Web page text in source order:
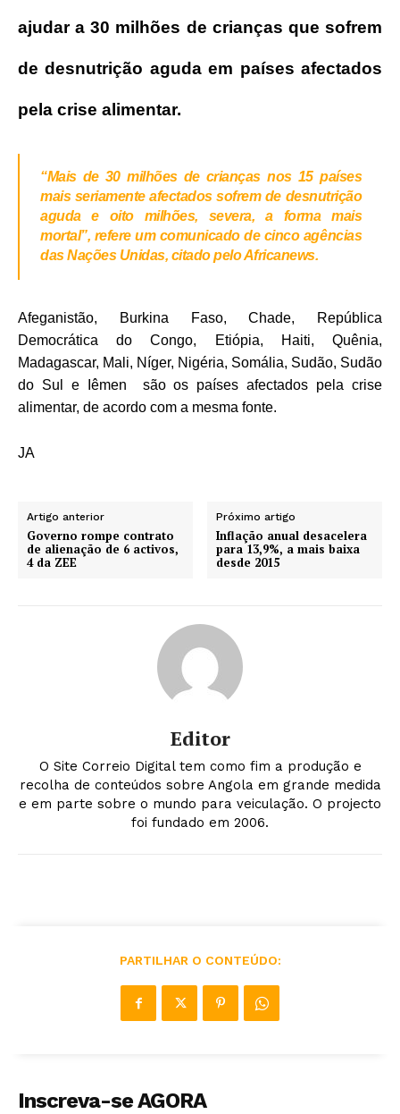
ajudar a 30 milhões de crianças que sofrem
de desnutrição aguda em países afectados
pela crise alimentar.
“Mais de 30 milhões de crianças nos 15 países
mais seriamente afectados sofrem de desnutrição
aguda e oito milhões, severa, a forma mais
mortal”, refere um comunicado de cinco agências
das Nações Unidas, citado pelo Africanews.
Afeganistão, Burkina Faso, Chade, República
Democrática do Congo, Etiópia, Haiti, Quênia,
Madagascar, Mali, Níger, Nigéria, Somália, Sudão, Sudão
do Sul e Iêmen são os países afectados pela crise
alimentar, de acordo com a mesma fonte.
JA
Artigo anterior
Governo rompe contrato
de alienação de 6 activos,
4 da ZEE
Próximo artigo
Inflação anual desacelera
para 13,9%, a mais baixa
desde 2015
Editor
O Site Correio Digital tem como fim a produção e
recolha de conteúdos sobre Angola em grande medida
e em parte sobre o mundo para veiculação. O projecto
foi fundado em 2006.
PARTILHAR O CONTEÚDO:
Inscreva-se AGORA